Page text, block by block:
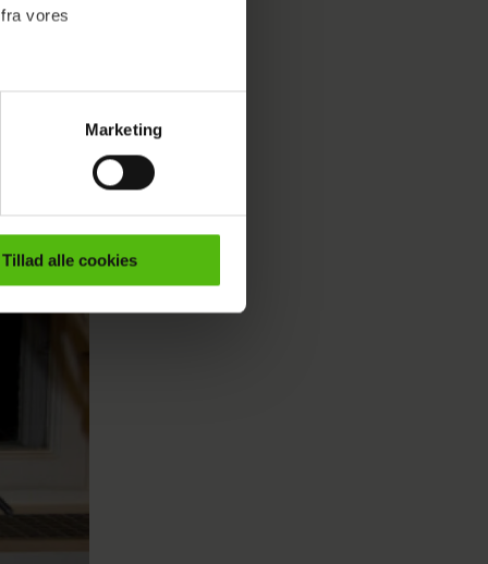
vores
indhold til dig.
Vi indsamler data
Marketing
Tillad alle cookies